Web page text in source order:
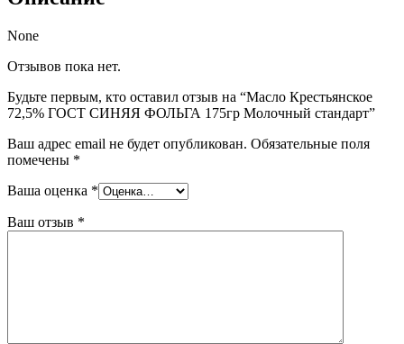
None
Отзывов пока нет.
Будьте первым, кто оставил отзыв на “Масло Крестьянское
72,5% ГОСТ СИНЯЯ ФОЛЬГА 175гр Молочный стандарт”
Ваш адрес email не будет опубликован. Обязательные поля
помечены *
Ваша оценка *
Ваш отзыв *